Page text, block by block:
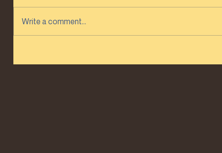
Write a comment...